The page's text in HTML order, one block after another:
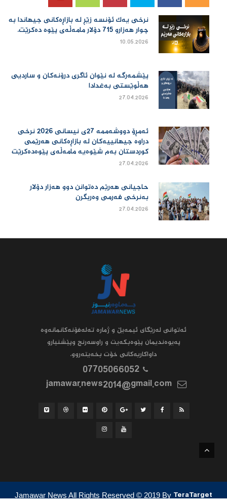
نرخی یەك ئۆنسە زێڕ لە بازاڕەكانی جیهاندا بە
چوار هەزارو 715 دۆلار مامەڵەی پێوە دەكرێت.
10.05.2026
پێشمەرگە لە نێوان ئاگری درۆنەکان و ساردیی
هەڵوێستی بەغدادا
27.04.2026
ئەمڕۆ دووشەممە 27ی نیسانی 2026 نرخی
دراوە جیهانییەكان لە بازاڕەكانی هەرێمی
كوردستان بەم شێوەیە مامەڵەی پێوەدەكرێت
27.04.2026
حاجیانی هەرێم دەتوانن دوو هەزار دۆلار
بەنرخی فەرمی وەربگرن
27.04.2026
ئه‌توانى له‌رێگاى ئیمه‌یڵ و ژماره‌ ته‌له‌فۆنه‌کانمانه‌وه‌
په‌یوه‌ندیمان پێوه‌بکه‌یت و راوسه‌رنج وپێشنیارو
داواکاریه‌کانى خۆت بخه‌یته‌روو.
07705066052
jamawar.news2014@gmail.com
Jamawar News All Rights Reserved © 2019 By TeraTarget